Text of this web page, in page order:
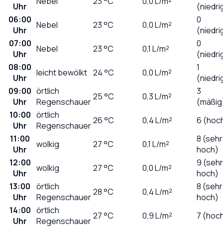
Uhr
06:00
Uhr
Nebel 23°C 0,0L/m²
0
07:00
Uhr
Nebel 23°C 0,1 L/m²
0
08:00
Uhr
leicht bewölkt 24°C 0,0L/m²
1
09:00
Uhr
örtlich
Regenschauer25°C 0,3L/m²
3
10:00
Uhr
örtlich
Regenschauer26°C 0,4L/m²
6
11:00
Uhr
wolkig 27°C 0,1 L/m²
8 (sehr
hoch)
12:00
Uhr
wolkig 27°C 0,0L/m²
9 (sehr
hoch)
13:00
Uhr
örtlich
Regenschauer28°C 0,4L/m²
8 (sehr
hoch)
14:00
Uhr
örtlich
Regenschauer27°C 0,9L/m²
7